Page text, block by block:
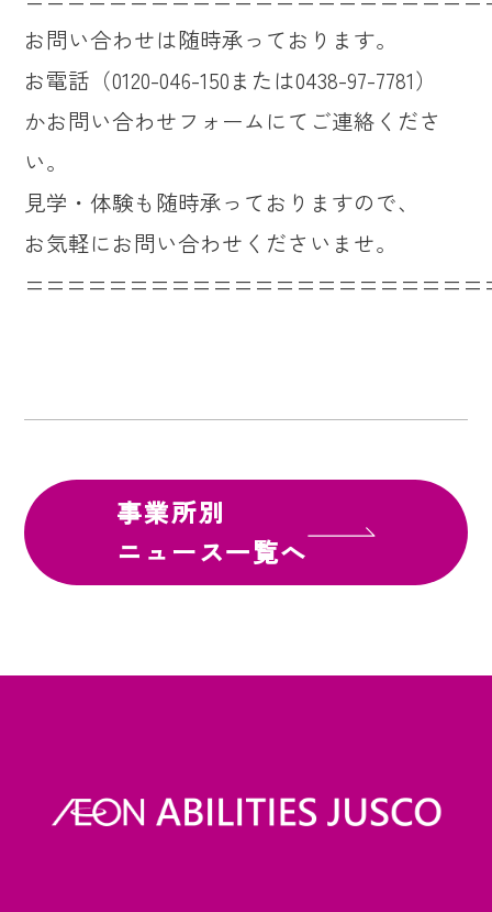
お問い合わせは随時承っております。
お電話（0120-046-150または0438-97-7781）
かお問い合わせフォームにてご連絡くださ
い。
見学・体験も随時承っておりますので、
お気軽にお問い合わせくださいませ。
事業所別
ニュース一覧へ